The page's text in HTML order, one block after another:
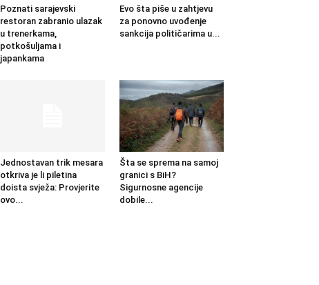
Poznati sarajevski
restoran zabranio ulazak
u trenerkama,
potkošuljama i
japankama
Evo šta piše u zahtjevu
za ponovno uvođenje
sankcija političarima u...
Jednostavan trik mesara
otkriva je li piletina
doista svježa: Provjerite
ovo...
Šta se sprema na samoj
granici s BiH?
Sigurnosne agencije
dobile...